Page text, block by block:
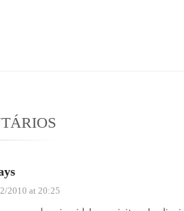
2010 at 20:25